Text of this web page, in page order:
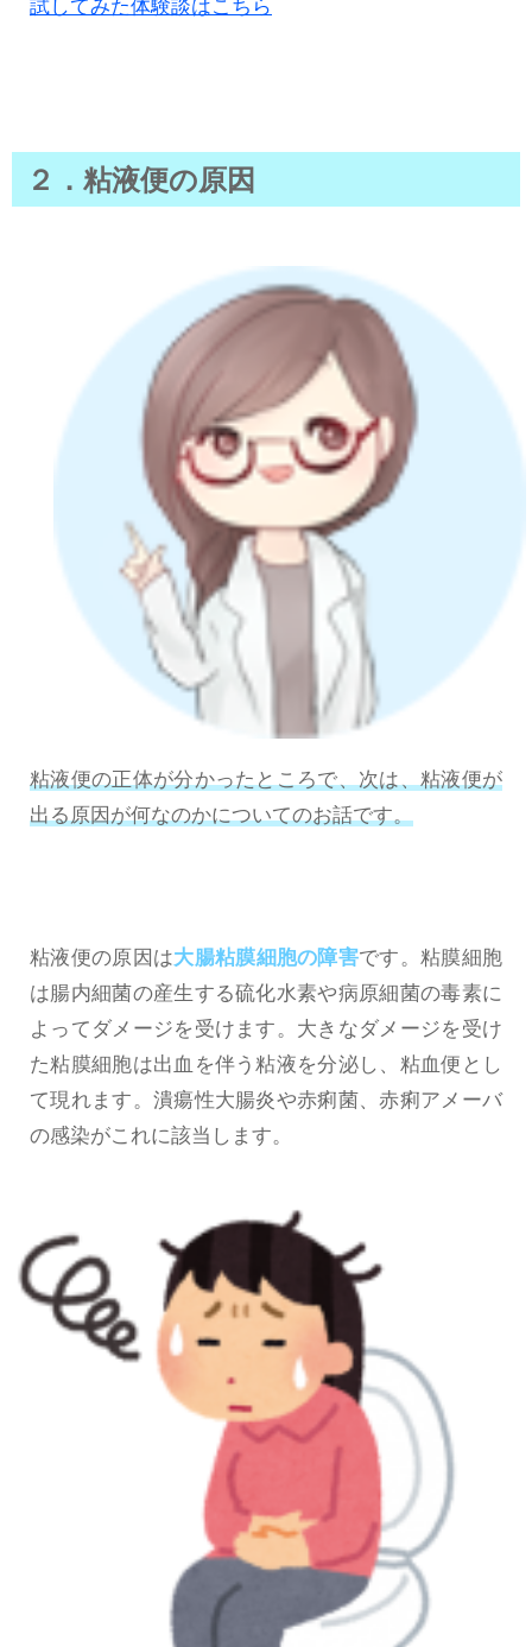
試してみた体験談はこちら
２．粘液便の原因
粘液便の正体が分かったところで、次は、粘液便が
出る原因が何なのかについてのお話です。
粘液便の原因は大腸粘膜細胞の障害です。粘膜細胞
は腸内細菌の産生する硫化水素や病原細菌の毒素に
よってダメージを受けます。大きなダメージを受け
た粘膜細胞は出血を伴う粘液を分泌し、粘血便とし
て現れます。潰瘍性大腸炎や赤痢菌、赤痢アメーバ
の感染がこれに該当します。